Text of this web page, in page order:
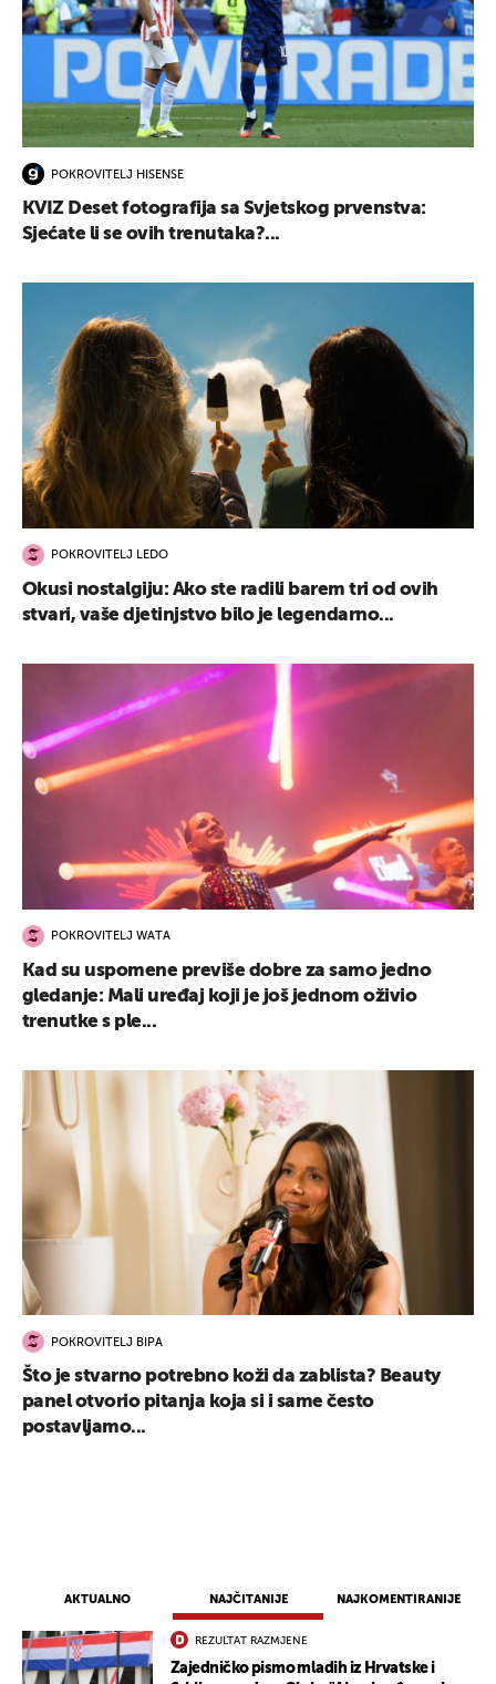
AKTUALNO NAJČITANIJE NAJKOMENTIRANIJE
REZULTAT RAZMJENE
Zajedničko pismo mladih iz Hrvatske i
POKROVITELJ HISENSE
KVIZ Deset fotografija sa Svjetskog prvenstva:
Sjećate li se ovih trenutaka?...
POKROVITELJ LEDO
Okusi nostalgiju: Ako ste radili barem tri od ovih
stvari, vaše djetinjstvo bilo je legendarno...
POKROVITELJ WATA
Kad su uspomene previše dobre za samo jedno
gledanje: Mali uređaj koji je još jednom oživio
trenutke s ple...
POKROVITELJ BIPA
Što je stvarno potrebno koži da zablista? Beauty
panel otvorio pitanja koja si i same često
postavljamo...